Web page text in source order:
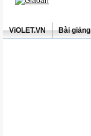
ViOLET.VN Bài giảng